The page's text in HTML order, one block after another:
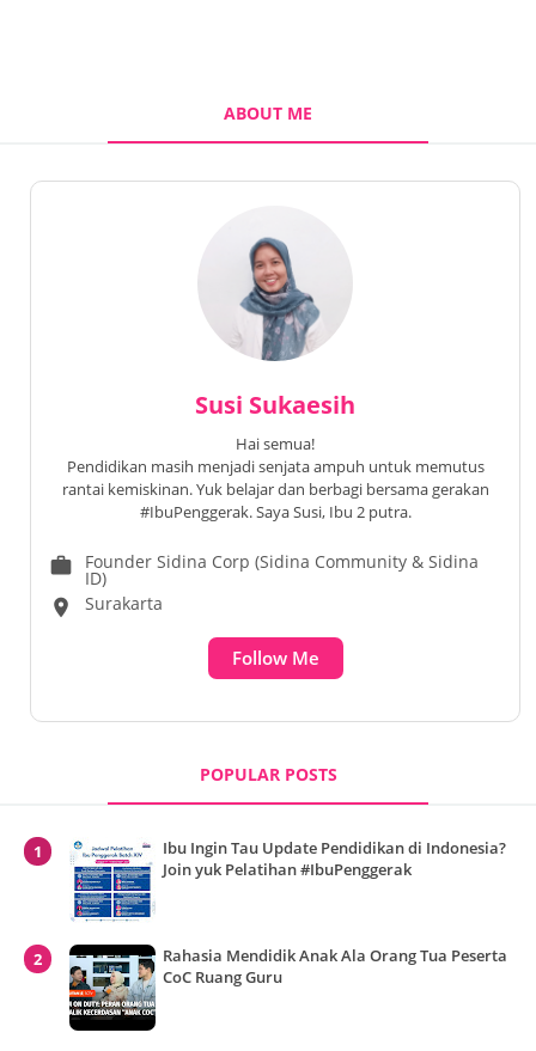
ABOUT ME
Susi Sukaesih
Hai semua!
Pendidikan masih menjadi senjata ampuh untuk memutus
rantai kemiskinan. Yuk belajar dan berbagi bersama gerakan
#IbuPenggerak. Saya Susi, Ibu 2 putra.
work Founder Sidina Corp (Sidina Community & Sidina
ID)
location_on Surakarta
Follow Me
POPULAR POSTS
Ibu Ingin Tau Update Pendidikan di Indonesia?
Join yuk Pelatihan #IbuPenggerak
Rahasia Mendidik Anak Ala Orang Tua Peserta
CoC Ruang Guru